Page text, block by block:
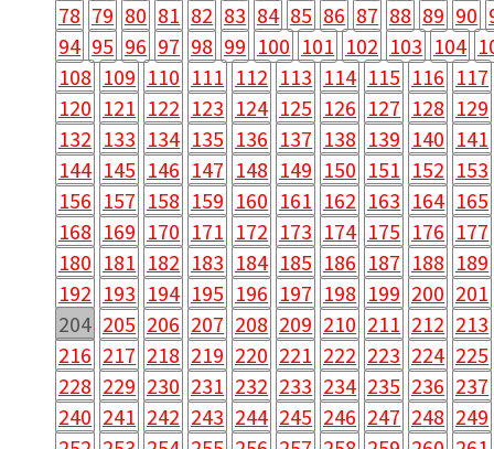
78 79 80 81 82 83 84 85 86 87 88 89 90
94 95 96 97 98 99 100 101 102 103 104
108 109 110 111 112 113 114 115 116 117
120 121 122 123 124 125 126 127 128 129
132 133 134 135 136 137 138 139 140 141
144 145 146 147 148 149 150 151 152 153
156 157 158 159 160 161 162 163 164 165
168 169 170 171 172 173 174 175 176 177
180 181 182 183 184 185 186 187 188 189
192 193 194 195 196 197 198 199 200 201
204 205 206 207 208 209 210 211 212 213
216 217 218 219 220 221 222 223 224 225
228 229 230 231 232 233 234 235 236 237
240 241 242 243 244 245 246 247 248 249